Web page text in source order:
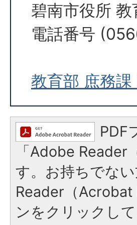
碧南市役所
電話番号
教育部 庶務
PDF
「Adobe
す。お持ちでな
Reader（
ンをクリックし